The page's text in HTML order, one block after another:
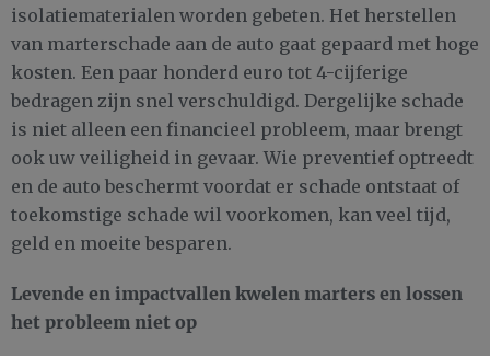
isolatiematerialen worden gebeten. Het herstellen
van marterschade aan de auto gaat gepaard met hoge
kosten. Een paar honderd euro tot 4-cijferige
bedragen zijn snel verschuldigd. Dergelijke schade
is niet alleen een financieel probleem, maar brengt
ook uw veiligheid in gevaar. Wie preventief optreedt
en de auto beschermt voordat er schade ontstaat of
toekomstige schade wil voorkomen, kan veel tijd,
geld en moeite besparen.
Levende en impactvallen kwelen marters en lossen
het probleem niet op